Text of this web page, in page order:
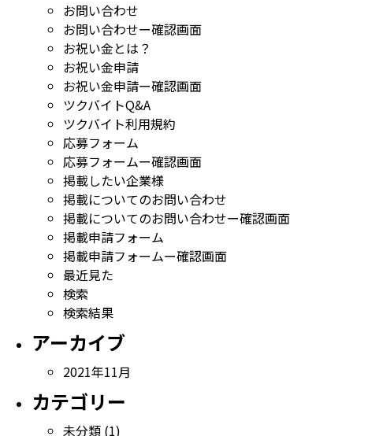
お問い合わせ
お問い合わせー確認画面
お祝い金とは？
お祝い金申請
お祝い金申請ー確認画面
ツクバイトQ&A
ツクバイト利用規約
応募フォーム
応募フォームー確認画面
掲載したい企業様
掲載についてのお問い合わせ
掲載についてのお問い合わせー確認画面
掲載申請フォーム
掲載申請フォームー確認画面
最近見た
検索
検索結果
アーカイブ
2021年11月
カテゴリー
未分類 (1)